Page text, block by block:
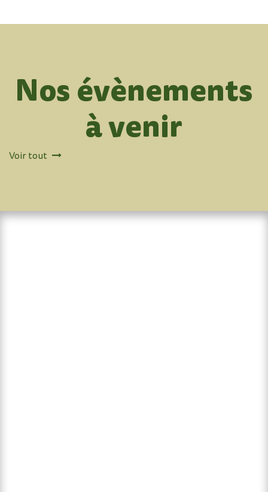
Nos évènements
à venir
Voir tout